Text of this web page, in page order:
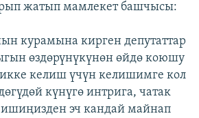
жатып мамлекет башчысы:
курамына кирген депутаттар
өздөрүнүкүнөн өйдө коюшу
келиш үчүн келишимге кол
күнүгө интрига, чатак
эч кандай майнап